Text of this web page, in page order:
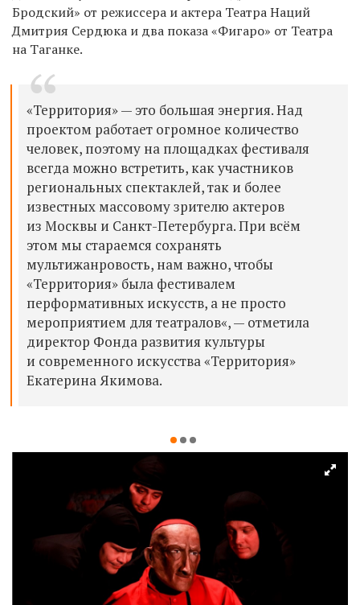
Бродский» от режиссера и актера Театра Наций
Дмитрия Сердюка и два показа «Фигаро» от Театра
на Таганке.
«Территория» — это большая энергия. Над
проектом работает огромное количество
человек, поэтому на площадках фестиваля
всегда можно встретить, как участников
региональных спектаклей, так и более
известных массовому зрителю актеров
из Москвы и Санкт-Петербурга. При всём
этом мы стараемся сохранять
мультижанровость, нам важно, чтобы
«Территория» была фестивалем
перформативных искусств, а не просто
мероприятием для театралов«, — отметила
директор Фонда развития культуры
и современного искусства «Территория»
Екатерина Якимова.